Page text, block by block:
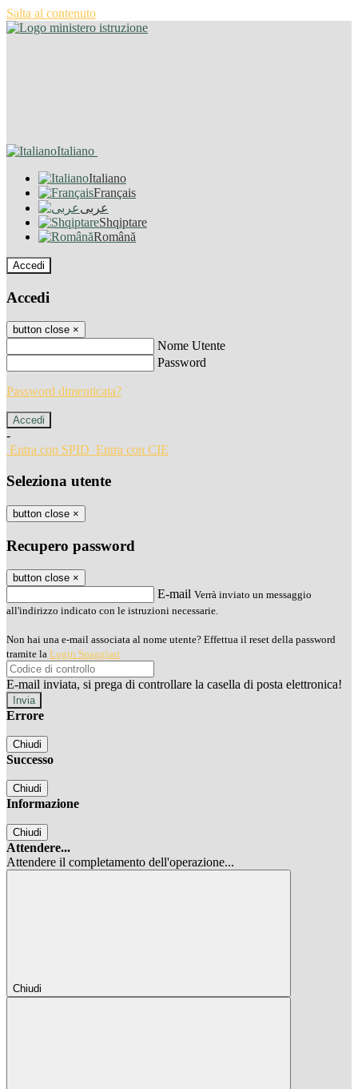
Salta al contenuto
Italiano
Italiano
Français
عربى
Shqiptare
Română
Accedi
Accedi
button close ×
Nome Utente
Password
Password dimenticata?
-
Entra con SPID Entra con CIE
Seleziona utente
button close ×
Recupero password
button close ×
E-mail Verrà inviato un messaggio
all'indirizzo indicato con le istruzioni necessarie.
Non hai una e-mail associata al nome utente? Effettua il reset della password
tramite la Login Spaggiari
E-mail inviata, si prega di controllare la casella di posta elettronica!
Errore
Chiudi
Successo
Chiudi
Informazione
Chiudi
Attendere...
Attendere il completamento dell'operazione...
Chiudi